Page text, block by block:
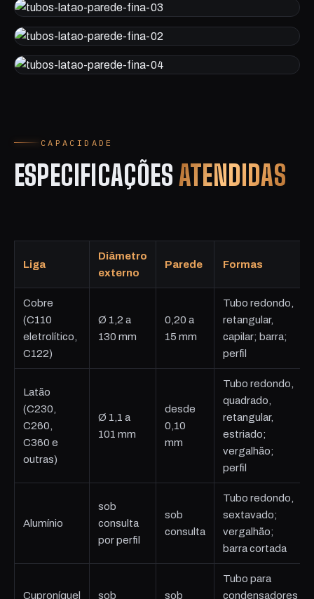
CAPACIDADE
ESPECIFICAÇÕESATENDIDAS
Liga
Diâmetro
externo
Parede Formas
Cobre
(C110
eletrolítico,
C122)
Ø 1,2 a
130 mm
0,20 a
15 mm
Tubo redondo,
retangular,
capilar; barra;
perfil
Latão
(C230,
C260,
C360 e
outras)
Ø 1,1 a
101 mm
desde
0,10
mm
Tubo redondo,
quadrado,
retangular,
estriado;
vergalhão;
perfil
Alumínio
sob
consulta
por perfil
sob
consulta
Tubo redondo,
sextavado;
vergalhão;
barra cortada
Cuproníquel sob sob
Tubo para
condensadores